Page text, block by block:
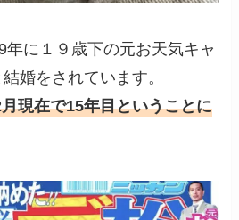
に１９歳下の元お天気キャ
婚をされています。
現在で15年目ということに